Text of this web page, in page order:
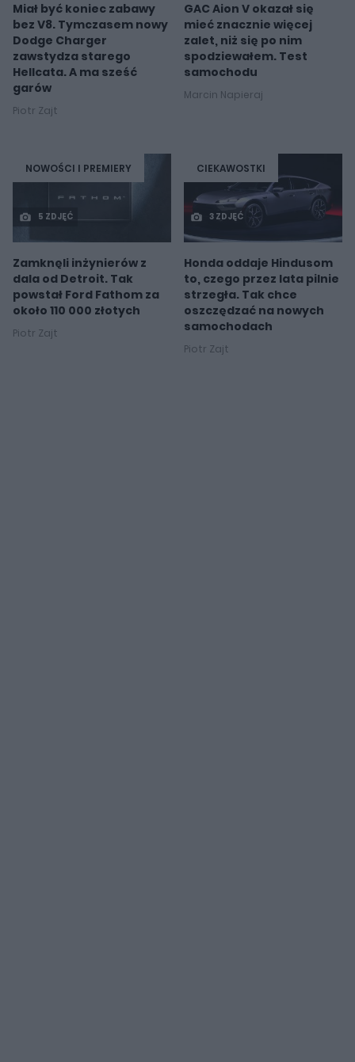
Miał być koniec zabawy
bez V8. Tymczasem nowy
Dodge Charger
zawstydza starego
Hellcata. A ma sześć
garów
Piotr Zajt
GAC Aion V okazał się
mieć znacznie więcej
zalet, niż się po nim
spodziewałem. Test
samochodu
Marcin Napieraj
NOWOŚCI I PREMIERY
5 ZDJĘĆ
Zamknęli inżynierów z
dala od Detroit. Tak
powstał Ford Fathom za
około 110 000 złotych
Piotr Zajt
CIEKAWOSTKI
3 ZDJĘĆ
Honda oddaje Hindusom
to, czego przez lata pilnie
strzegła. Tak chce
oszczędzać na nowych
samochodach
Piotr Zajt